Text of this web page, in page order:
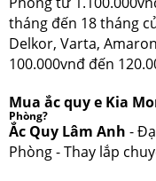
tháng đến 18 tháng
Delkor, Varta,
100.000vnđ đến
Mua ắc quy e Kia
Phòng?
Ắc Quy Lâm Anh -
Phòng - Thay lắp